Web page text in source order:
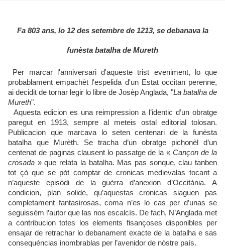
Fa 803 ans, lo 12 des setembre de 1213, se debanava la
funèsta batalha de Mureth
Per marcar l'anniversari d'aqueste trist eveniment, lo que
probablament empachèt l'espelida d'un Estat occitan perenne,
ai decidit de tornar legir lo libre de Josèp Anglada, "La batalha de
Mureth".
Aquesta edicion es una reimpression a l’identic d’un obratge
paregut en 1913, sempre al meteis ostal editorial tolosan.
Publicacion que marcava lo seten centenari de la funèsta
batalha que Murèth. Se tracha d’un obratge pichonèl d’un
centenat de paginas clausent lo passatge de la «Cançon de la
crosada » que relata la batalha. Mas pas sonque, clau tanben
tot çò que se pòt comptar de cronicas medievalas tocant a
n’aqueste episòdi de la guèrra d’anexion d’Occitània. A
condicion, plan solide, qu’aquestas cronicas siaguen pas
completament fantasirosas, coma n’es lo cas per d’unas se
seguissèm l’autor que las nos escalcís. De fach, N’Anglada met
a contribucion totes los elements fisançoses disponibles per
ensajar de retrachar lo debanament exacte de la batalha e sas
consequéncias inombrablas per l’avenidor de nòstre país.